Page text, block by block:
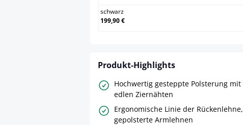
schwarz
199,90 €
Produkt-Highlights
Hochwertig gesteppte Polsterung mit
edlen Ziernähten
Ergonomische Linie der Rückenlehne,
gepolsterte Armlehnen